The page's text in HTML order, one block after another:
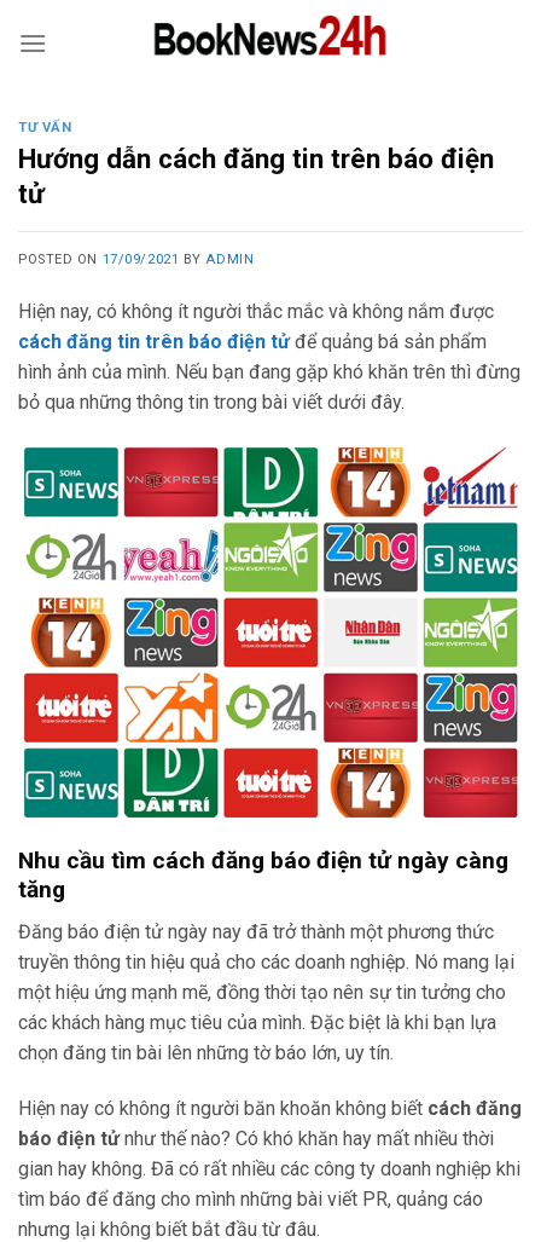
TƯ VẤN
Hướng dẫn cách đăng tin trên báo điện
tử
POSTED ON 17/09/2021 BY ADMIN
Hiện nay, có không ít người thắc mắc và không nắm được
cách đăng tin trên báo điện tửđể quảng bá sản phẩm
hình ảnh của mình. Nếu bạn đang gặp khó khăn trên thì đừng
bỏ qua những thông tin trong bài viết dưới đây.
Nhu cầu tìm cách đăng báo điện tử ngày càng
tăng
Đăng báo điện tử ngày nay đã trở thành một phương thức
truyền thông tin hiệu quả cho các doanh nghiệp. Nó mang lại
một hiệu ứng mạnh mẽ, đồng thời tạo nên sự tin tưởng cho
các khách hàng mục tiêu của mình. Đặc biệt là khi bạn lựa
chọn đăng tin bài lên những tờ báo lớn, uy tín.
Hiện nay có không ít người băn khoăn không biết cách đăng
báo điện tửnhư thế nào? Có khó khăn hay mất nhiều thời
gian hay không. Đã có rất nhiều các công ty doanh nghiệp khi
tìm báo để đăng cho mình những bài viết PR, quảng cáo
nhưng lại không biết bắt đầu từ đâu.